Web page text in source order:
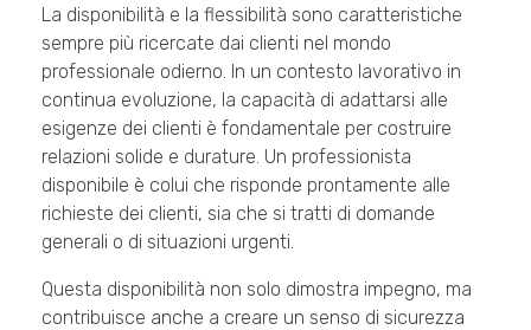
La disponibilità e la flessibilità sono caratteristiche
sempre più ricercate dai clienti nel mondo
professionale odierno. In un contesto lavorativo in
continua evoluzione, la capacità di adattarsi alle
esigenze dei clienti è fondamentale per costruire
relazioni solide e durature. Un professionista
disponibile è colui che risponde prontamente alle
richieste dei clienti, sia che si tratti di domande
generali o di situazioni urgenti.
Questa disponibilità non solo dimostra impegno, ma
contribuisce anche a creare un senso di sicurezza